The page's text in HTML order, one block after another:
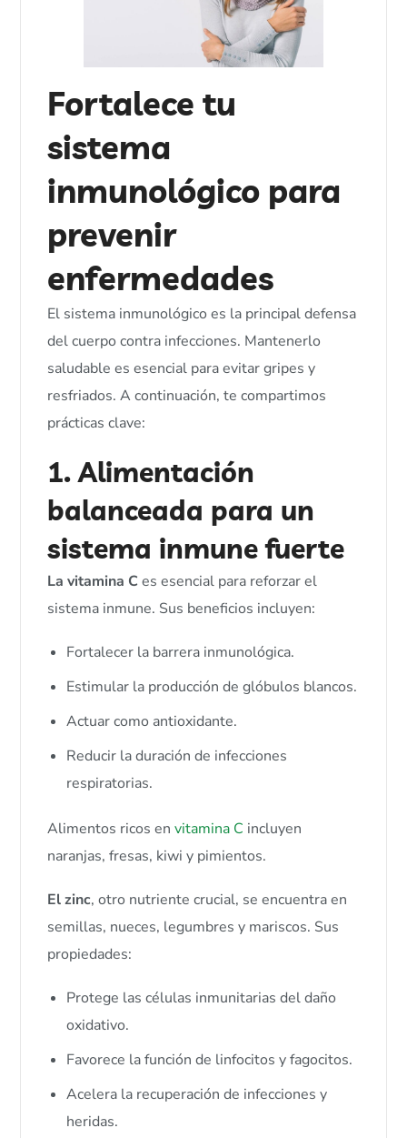
Fortalece tu
sistema
inmunológico para
prevenir
enfermedades
El sistema inmunológico es la principal defensa
del cuerpo contra infecciones. Mantenerlo
saludable es esencial para evitar gripes y
resfriados. A continuación, te compartimos
prácticas clave:
1. Alimentación
balanceada para un
sistema inmune fuerte
La vitamina Ces esencial para reforzar el
sistema inmune. Sus beneficios incluyen:
Fortalecer la barrera inmunológica.
Estimular la producción de glóbulos blancos.
Actuar como antioxidante.
Reducir la duración de infecciones
respiratorias.
Alimentos ricos envitamina C incluyen
naranjas, fresas, kiwi y pimientos.
El zinc, otro nutriente crucial, se encuentra en
semillas, nueces, legumbres y mariscos. Sus
propiedades:
Protege las células inmunitarias del daño
oxidativo.
Favorece la función de linfocitos y fagocitos.
Acelera la recuperación de infecciones y
heridas.